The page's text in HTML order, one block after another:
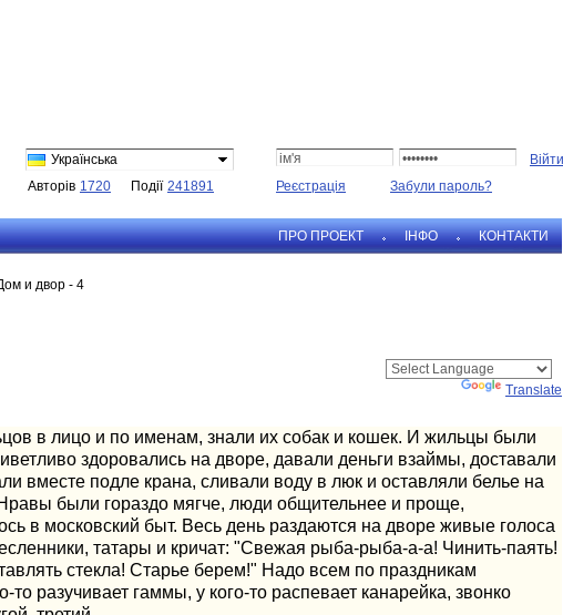
Українська
Авторів 1720 Події 241891 Реєстрація Забули пароль?
ПРО ПРОЕКТ IНФО КОНТАКТИ
и двор - 4
Translate
в лицо и по именам, знали их собак и кошек. И жильцы были
здоровались на дворе, давали деньги взаймы, доставали
вместе подле крана, сливали воду в люк и оставляли белье на
были гораздо мягче, люди общительнее и проще,
в московский быт. Весь день раздаются на дворе живые голоса
татары и кричат: "Свежая рыба-рыба-а-а! Чинить-паять!
стекла! Старье берем!" Надо всем по праздникам
то разучивает гаммы, у кого-то распевает канарейка, звонко